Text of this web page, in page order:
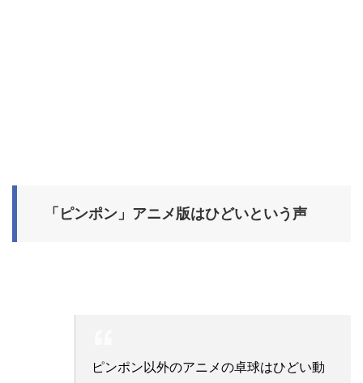
「ピンポン」アニメ版はひどいという声
ピンポン以外のアニメの卓球はひどい動